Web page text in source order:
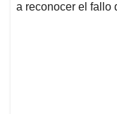
a reconocer el fallo